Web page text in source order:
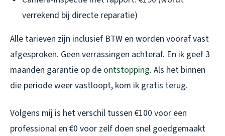
verrekend bij directe reparatie)
Alle tarieven zijn inclusief BTW en worden vooraf vast
afgesproken. Geen verrassingen achteraf. En ik geef 3
maanden garantie op de ontstopping. Als het binnen
die periode weer vastloopt, kom ik gratis terug.
Volgens mij is het verschil tussen €100 voor een
professional en €0 voor zelf doen snel goedgemaakt